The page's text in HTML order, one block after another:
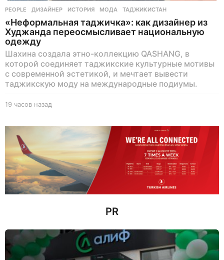
PEOPLE ДИЗАЙНЕР ,ИСТОРИЯ ,МОДА ,ТАДЖИКИСТАН
«Неформальная таджичка»: как дизайнер из
Худжанда переосмысливает национальную
одежду
Шахина создала этно-коллекцию QASHANG, в
которой соединяет таджикские культурные мотивы
с современной эстетикой, и мечтает вывести
таджикскую моду на международные подиумы.
19 часов назад
о
в
н
а
з
PR